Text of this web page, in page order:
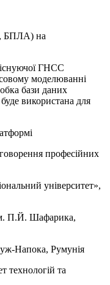
БПЛА) на
існуючої ГНСС
моделюванні
бази даних
використана для
професійних
університет»,
Шафарика,
Румунія
та